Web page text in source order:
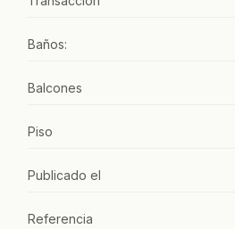
Baños:
Balcones
Piso
Publicado el
Referencia